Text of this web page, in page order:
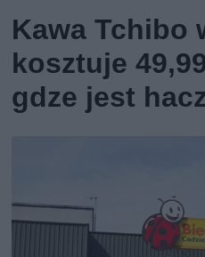
Kawa Tchibo
kosztuje
gdze jest